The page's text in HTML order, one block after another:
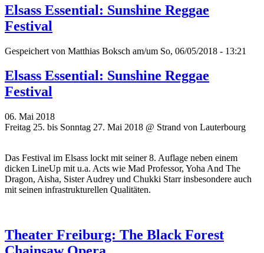
Elsass Essential: Sunshine Reggae
Festival
Gespeichert von Matthias Boksch am/um So, 06/05/2018 - 13:21
Elsass Essential: Sunshine Reggae
Festival
06. Mai 2018
Freitag 25. bis Sonntag 27. Mai 2018 @ Strand von Lauterbourg
Das Festival im Elsass lockt mit seiner 8. Auflage neben einem
dicken LineUp mit u.a. Acts wie Mad Professor, Yoha And The
Dragon, Aisha, Sister Audrey und Chukki Starr insbesondere auch
mit seinen infrastrukturellen Qualitäten.
Theater Freiburg: The Black Forest